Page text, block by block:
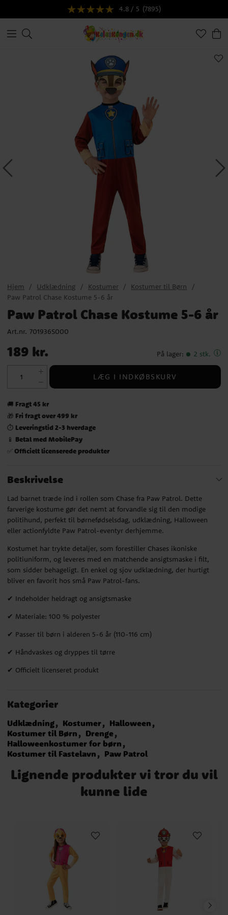
4.8 / 5 (7895)
Hjem Udklædning Kostumer
Kostumer til Børn
Paw Patrol Chase Kostume 5-6 år
Paw Patrol Chase Kostume 5-6 år
Art.nr. 701936S000
Pris:189 kr.
189 kr. På lager: 2 stk.
LÆG I INDKØBSKURV
🚚 Fragt 45 kr
🎁 Fri fragt over 499 kr
⏱️ Leveringstid 2-3 hverdage
📱 Betal med MobilePay
✅ Officielt licenserede produkter
Beskrivelse
Lad barnet træde ind i rollen som Chase fra Paw Patrol. Dette
farverige kostume gør det nemt at forvandle sig til den modige
politihund, perfekt til børnefødselsdag, udklædning, Halloween
eller actionfyldte Paw Patrol-eventyr derhjemme.
Kostumet har trykte detaljer, som forestiller Chases ikoniske
politiuniform, og leveres med en matchende ansigtsmaske i filt,
som sidder behageligt. En enkel og sjov udklædning, der hurtigt
bliver en favorit hos små Paw Patrol-fans.
✔ Indeholder heldragt og ansigtsmaske
✔ Materiale: 100 % polyester
✔ Passer til børn i alderen 5-6 år (110-116 cm)
✔ Håndvaskes og dryppes til tørre
✔ Officielt licenseret produkt
Kategorier
Udklædning Kostumer
Halloween
Kostumer til Børn
Drenge
Halloweenkostumer for børn
Kostumer til Fastelavn
Paw Patrol
Lignende produkter vi tror du vil
kunne lide